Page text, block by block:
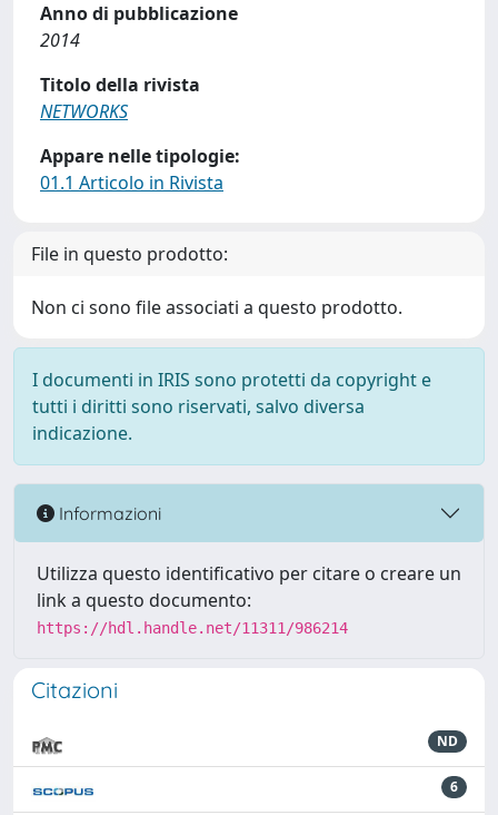
Anno di pubblicazione
2014
Titolo della rivista
NETWORKS
Appare nelle tipologie:
01.1 Articolo in Rivista
File in questo prodotto:
Non ci sono file associati a questo prodotto.
I documenti in IRIS sono protetti da copyright e
tutti i diritti sono riservati, salvo diversa
indicazione.
Informazioni
Utilizza questo identificativo per citare o creare un
link a questo documento:
https://hdl.handle.net/11311/986214
Citazioni
ND
6